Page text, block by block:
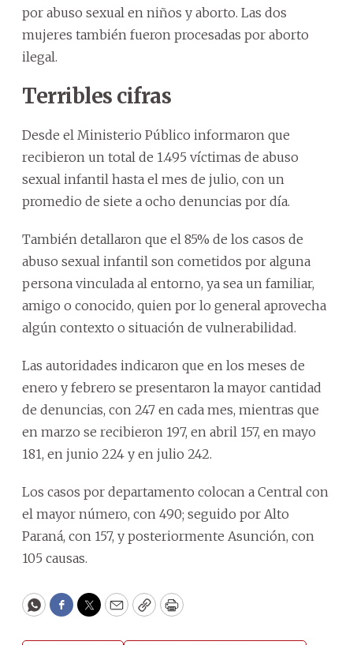
por abuso sexual en niños y aborto. Las dos
mujeres también fueron procesadas por aborto
ilegal.
Terribles cifras
Desde el Ministerio Público informaron que
recibieron un total de 1.495 víctimas de abuso
sexual infantil hasta el mes de julio, con un
promedio de siete a ocho denuncias por día.
También detallaron que el 85% de los casos de
abuso sexual infantil son cometidos por alguna
persona vinculada al entorno, ya sea un familiar,
amigo o conocido, quien por lo general aprovecha
algún contexto o situación de vulnerabilidad.
Las autoridades indicaron que en los meses de
enero y febrero se presentaron la mayor cantidad
de denuncias, con 247 en cada mes, mientras que
en marzo se recibieron 197, en abril 157, en mayo
181, en junio 224 y en julio 242.
Los casos por departamento colocan a Central con
el mayor número, con 490; seguido por Alto
Paraná, con 157, y posteriormente Asunción, con
105 causas.
WhatsApp
Facebook
Twitter
EmailCopyPrint